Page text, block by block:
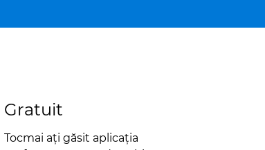
Gratuit
Tocmai ați găsit aplicația